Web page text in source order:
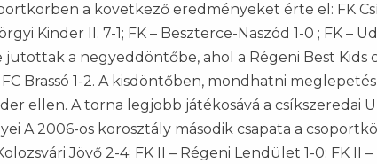
a következő eredményeket érte el: FK
Kinder II. 7-1; FK – Beszterce-Naszód 1-0 ; FK –
a negyeddöntőbe, ahol a Régeni Best Kids
Brassó 1-2. A kisdöntőben, mondhatni
ellen. A torna legjobb játékosává a csíkszeredai
A 2006-os korosztály második csapata a
Jövő 2-4; FK II – Régeni Lendület 1-0; FK II –